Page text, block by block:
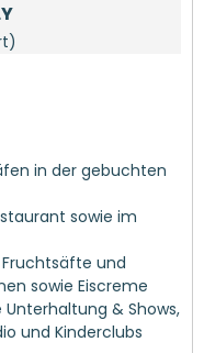
in der gebuchten
sowie im
und
sowie Eiscreme
& Shows,
und Kinderclubs